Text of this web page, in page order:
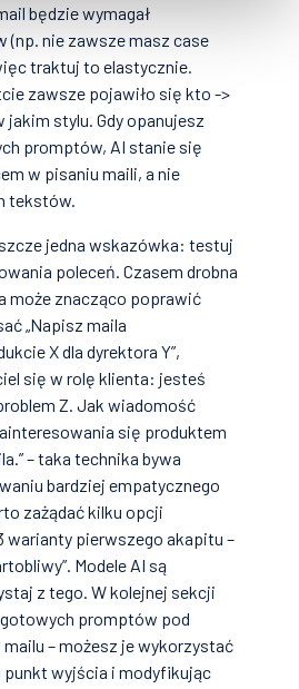
będzie wymagał
nie zawsze masz case
traktuj to elastycznie.
zawsze pojawiło się kto ->
jakim stylu. Gdy opanujesz
promptów, AI stanie się
w pisaniu maili, a nie
tekstów.
jedna wskazówka: testuj
poleceń. Czasem drobna
może znacząco poprawić
„Napisz maila
X dla dyrektora Y”,
się w rolę klienta: jesteś
Z. Jak wiadomość
się produktem
– taka technika bywa
bardziej empatycznego
zażądać kilku opcji
warianty pierwszego akapitu –
Modele AI są
z tego. W kolejnej sekcji
gotowych promptów pod
– możesz je wykorzystać
wyjścia i modyfikując